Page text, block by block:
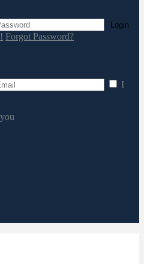
Login
Forgot Password?
I